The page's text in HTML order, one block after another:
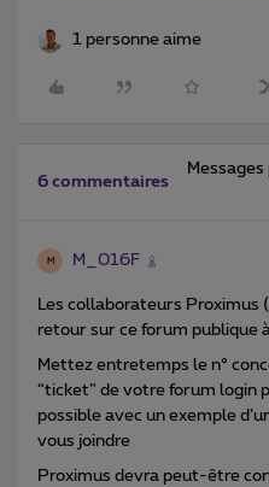
1 personne aime
6 commentaires
M M_016F
Les collaborateurs Proximus
retour sur ce forum publique
Mettez entretemps le n°
“ticket” de votre forum login
possible avec un exemple
vous joindre
Proximus devra peut-être